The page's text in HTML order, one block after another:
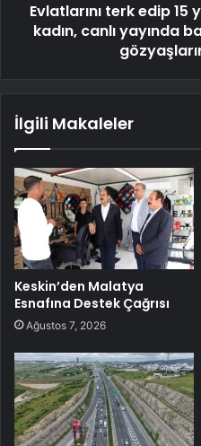
Evlatlarını terk edip
kadın, canlı yayında
İlgili Makaleler
Keskin’den Malatya
Esnafına Destek Çağrısı
Ağustos 7, 2026